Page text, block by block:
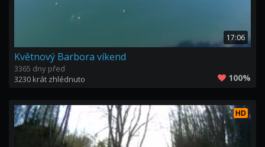
17:06
Květnový Barbora víkend
3365 dny před
3230 krát zhlédnuto
100%
HD